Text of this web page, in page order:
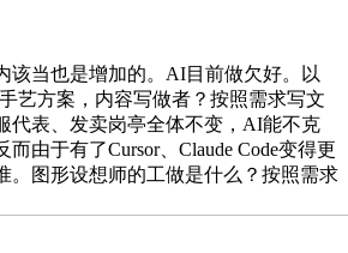
当也是增加的。AI目前做欠好。以
艺方案，内容写做者？按照需求写文
代表、发卖岗亭全体不变，AI能不克
由于有了Cursor、Claude Code变得更
。图形设想师的工做是什么？按照需求